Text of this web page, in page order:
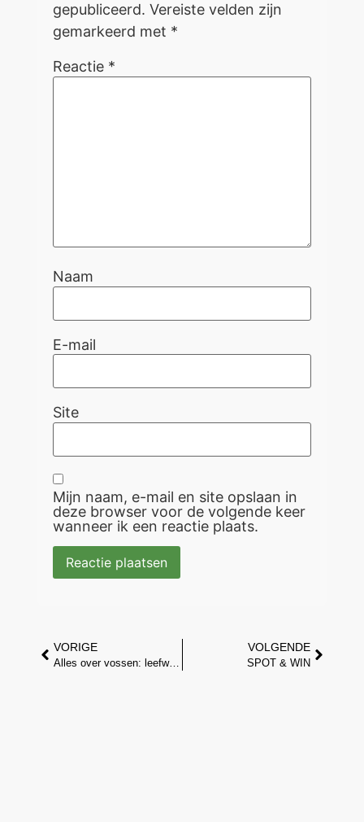
gepubliceerd. Vereiste velden zijn
gemarkeerd met *
Reactie *
Naam
E-mail
Site
Mijn naam, e-mail en site opslaan in
deze browser voor de volgende keer
wanneer ik een reactie plaats.
VORIGE
Alles over vossen: leefwijze, gedrag en vossen spotten met een wildcamera
VOLGENDE
SPOT & WIN